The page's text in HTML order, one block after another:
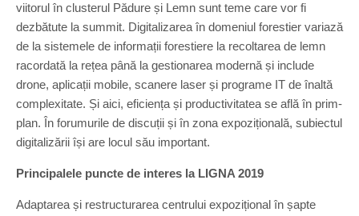
viitorul în clusterul Pădure și Lemn sunt teme care vor fi
dezbătute la summit. Digitalizarea în domeniul forestier variază
de la sistemele de informații forestiere la recoltarea de lemn
racordată la rețea până la gestionarea modernă și include
drone, aplicații mobile, scanere laser și programe IT de înaltă
complexitate. Și aici, eficiența și productivitatea se află în prim-
plan. În forumurile de discuții și în zona expozițională, subiectul
digitalizării își are locul său important.
Principalele puncte de interes la LIGNA 2019
Adaptarea și restructurarea centrului expozițional în șapte